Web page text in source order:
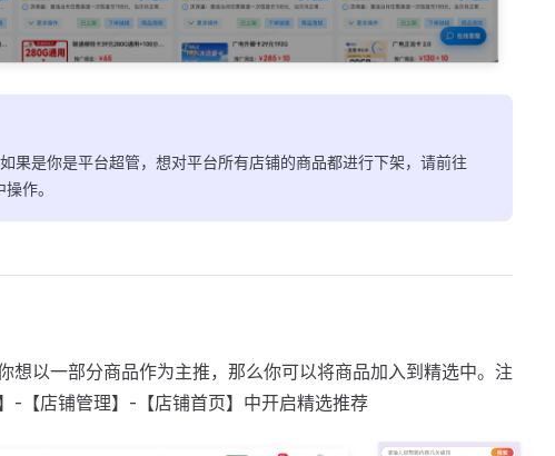
果是你是平台超管，想对平台所有店铺的商品都进行下架，请前往
作。
想以一部分商品作为主推，那么你可以将商品加入到精选中。注
-【店铺管理】-【店铺首页】中开启精选推荐